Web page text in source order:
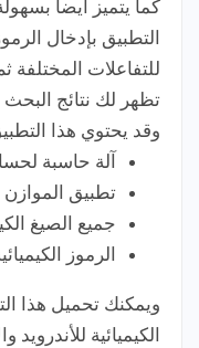
كما يتميز أيضا
التطبيق بإدخال
للتفاعلات
تظهر لك نتائج
وقد يحتوي هذا
آلة حاسبة
تطبيق
جميع الصيغ
الرموز
ويمكنك تحميل هذا
الكيميائية